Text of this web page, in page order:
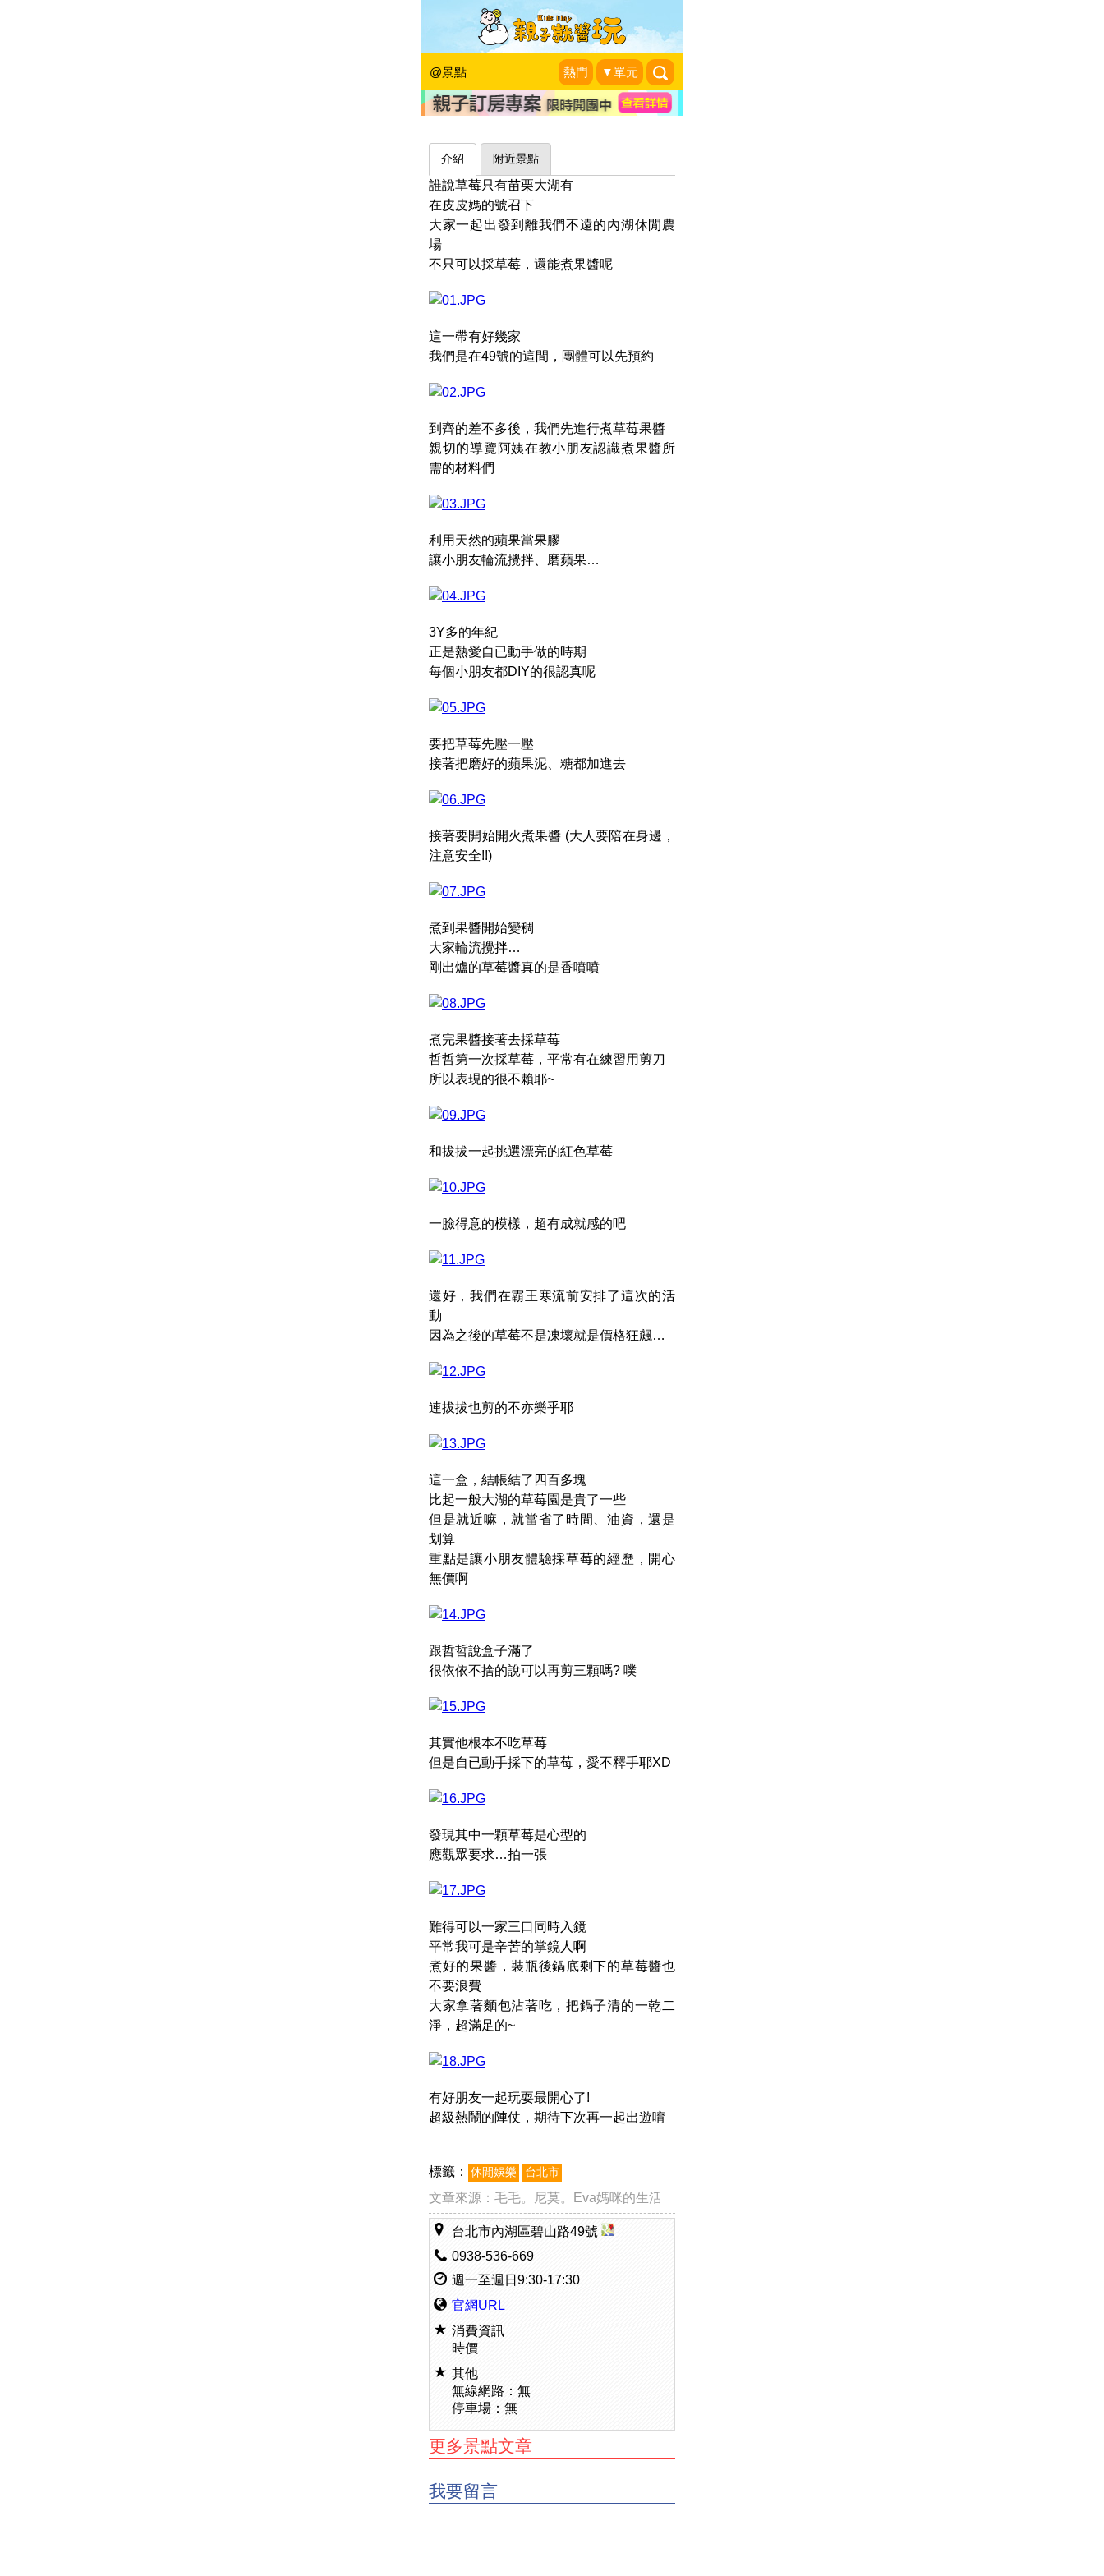
@景點 熱門 ▼單元
不只採草莓，還可以煮果醬
～台北內湖草莓園
|2015-12-27
介紹 附近景點
誰說草莓只有苗栗大湖有
在皮皮媽的號召下
大家一起出發到離我們不遠的內湖休閒農
場
不只可以採草莓，還能煮果醬呢
這一帶有好幾家
我們是在49號的這間，團體可以先預約
到齊的差不多後，我們先進行煮草莓果醬
親切的導覽阿姨在教小朋友認識煮果醬所
需的材料們
利用天然的蘋果當果膠
讓小朋友輪流攪拌、磨蘋果…
3Y多的年紀
正是熱愛自已動手做的時期
每個小朋友都DIY的很認真呢
要把草莓先壓一壓
接著把磨好的蘋果泥、糖都加進去
接著要開始開火煮果醬 (大人要陪在身邊，
注意安全!!)
煮到果醬開始變稠
大家輪流攪拌…
剛出爐的草莓醬真的是香噴噴
煮完果醬接著去採草莓
哲哲第一次採草莓，平常有在練習用剪刀
所以表現的很不賴耶~
和拔拔一起挑選漂亮的紅色草莓
一臉得意的模樣，超有成就感的吧
還好，我們在霸王寒流前安排了這次的活
動
因為之後的草莓不是凍壞就是價格狂飆…
連拔拔也剪的不亦樂乎耶
這一盒，結帳結了四百多塊
比起一般大湖的草莓園是貴了一些
但是就近嘛，就當省了時間、油資，還是
划算
重點是讓小朋友體驗採草莓的經歷，開心
無價啊
跟哲哲說盒子滿了
很依依不捨的說可以再剪三顆嗎? 噗
其實他根本不吃草莓
但是自已動手採下的草莓，愛不釋手耶XD
發現其中一顆草莓是心型的
應觀眾要求…拍一張
難得可以一家三口同時入鏡
平常我可是辛苦的掌鏡人啊
煮好的果醬，裝瓶後鍋底剩下的草莓醬也
不要浪費
大家拿著麵包沾著吃，把鍋子清的一乾二
淨，超滿足的~
有好朋友一起玩耍最開心了!
超級熱鬧的陣仗，期待下次再一起出遊唷
標籤： 休閒娛樂 台北市
文章來源： 毛毛。尼莫。Eva媽咪的生活
台北市內湖區碧山路49號
0938-536-669
週一至週日9:30-17:30
官網URL
消費資訊
時價
其他
無線網路：無
停車場：無
更多景點文章
我要留言